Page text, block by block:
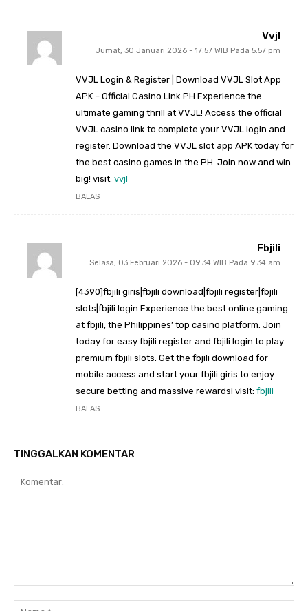
Vvjl
Jumat, 30 Januari 2026 - 17:57 WIB Pada 5:57 pm
VVJL Login & Register | Download VVJL Slot App
APK – Official Casino Link PH Experience the
ultimate gaming thrill at VVJL! Access the official
VVJL casino link to complete your VVJL login and
register. Download the VVJL slot app APK today for
the best casino games in the PH. Join now and win
big! visit: vvjl
BALAS
Fbjili
Selasa, 03 Februari 2026 - 09:34 WIB Pada 9:34 am
[4390]fbjili giris|fbjili download|fbjili register|fbjili
slots|fbjili login Experience the best online gaming
at fbjili, the Philippines’ top casino platform. Join
today for easy fbjili register and fbjili login to play
premium fbjili slots. Get the fbjili download for
mobile access and start your fbjili giris to enjoy
secure betting and massive rewards! visit: fbjili
BALAS
TINGGALKAN KOMENTAR